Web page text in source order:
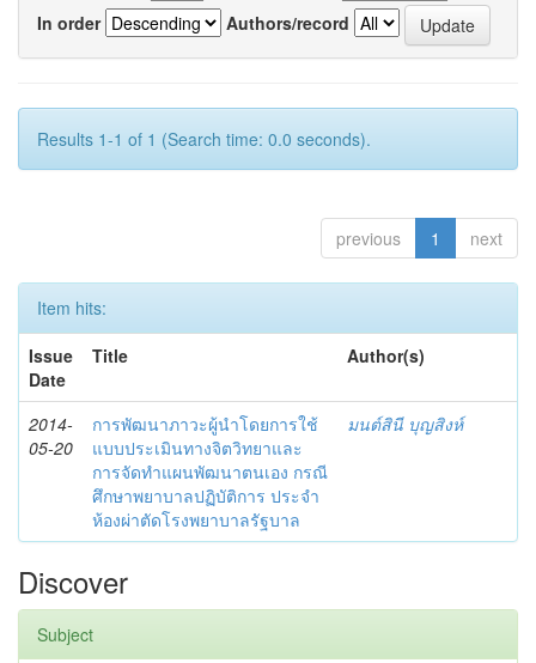
In order
Authors/record
Results 1-1 of 1 (Search time: 0.0 seconds).
previous 1 next
Item hits:
Issue
Date
Title Author(s)
2014-
05-20
การพัฒนาภาวะผู้นำโดยการใช้
แบบประเมินทางจิตวิทยาและ
การจัดทำแผนพัฒนาตนเอง กรณี
ศึกษาพยาบาลปฏิบัติการ ประจำ
ห้องผ่าตัดโรงพยาบาลรัฐบาล
มนต์สินี บุญสิงห์
Discover
Subject